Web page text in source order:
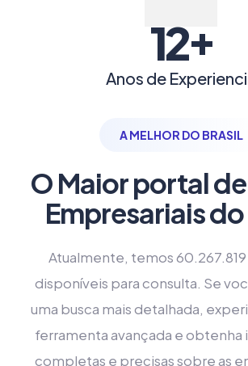
12+
Anos de
A MELHOR DO BRASIL
O Maior portal
Empresariais
Atualmente, temos
disponíveis para consulta. Se
uma busca mais detalhada,
ferramenta avançada e obtenha
completas e precisas sobre as